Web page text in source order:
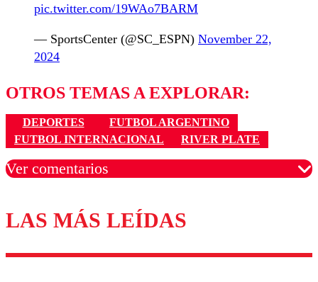
pic.twitter.com/19WAo7BARM
— SportsCenter (@SC_ESPN) November 22,
2024
OTROS TEMAS A EXPLORAR:
DEPORTES
FUTBOL ARGENTINO
FUTBOL INTERNACIONAL
RIVER PLATE
Ver comentarios
Los comentarios son moderados para garantizar un
diálogo respetuoso.
LAS MÁS LEÍDAS